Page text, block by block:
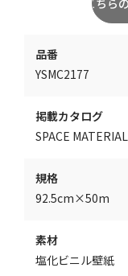
品番
YSMC2177
掲載カタログ
SPACE MATERIAL
規格
92.5cm×50m
素材
塩化ビニル壁紙